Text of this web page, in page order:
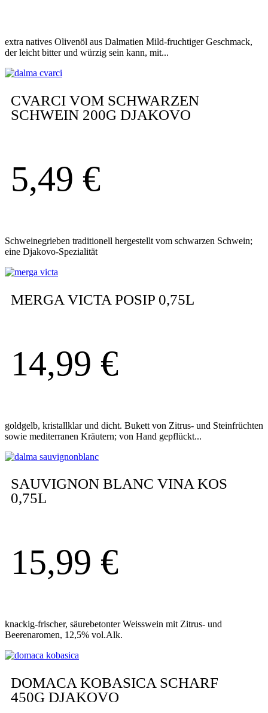
extra natives Olivenöl aus Dalmatien Mild-fruchtiger Geschmack,
der leicht bitter und würzig sein kann, mit...
CVARCI VOM SCHWARZEN
SCHWEIN 200G DJAKOVO
5,49 €
Schweinegrieben traditionell hergestellt vom schwarzen Schwein;
eine Djakovo-Spezialität
MERGA VICTA POSIP 0,75L
14,99 €
goldgelb, kristallklar und dicht. Bukett von Zitrus- und Steinfrüchten
sowie mediterranen Kräutern; von Hand gepflückt...
SAUVIGNON BLANC VINA KOS
0,75L
15,99 €
knackig-frischer, säurebetonter Weisswein mit Zitrus- und
Beerenaromen, 12,5% vol.Alk.
DOMACA KOBASICA SCHARF
450G DJAKOVO